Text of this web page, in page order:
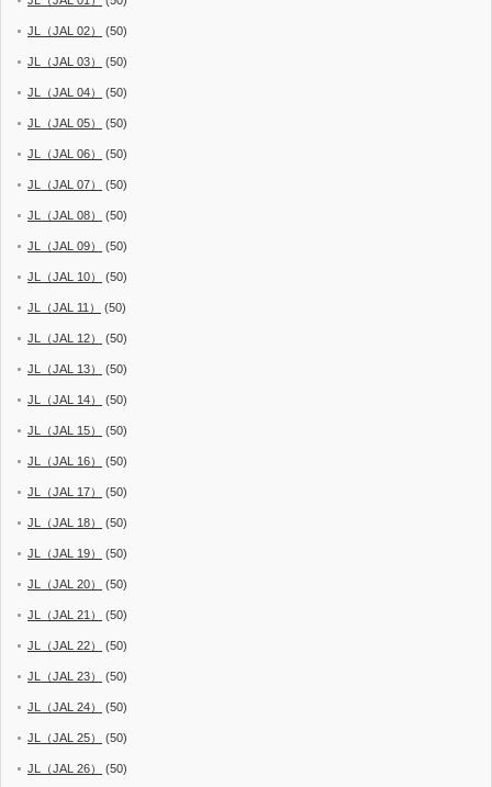
JL（JAL 02） (50)
JL（JAL 03） (50)
JL（JAL 04） (50)
JL（JAL 05） (50)
JL（JAL 06） (50)
JL（JAL 07） (50)
JL（JAL 08） (50)
JL（JAL 09） (50)
JL（JAL 10） (50)
JL（JAL 11） (50)
JL（JAL 12） (50)
JL（JAL 13） (50)
JL（JAL 14） (50)
JL（JAL 15） (50)
JL（JAL 16） (50)
JL（JAL 17） (50)
JL（JAL 18） (50)
JL（JAL 19） (50)
JL（JAL 20） (50)
JL（JAL 21） (50)
JL（JAL 22） (50)
JL（JAL 23） (50)
JL（JAL 24） (50)
JL（JAL 25） (50)
JL（JAL 26） (50)